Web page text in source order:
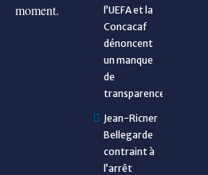
moment.
l’UEFA et la
Concacaf
dénoncent
un manque
de
transparence
Jean-Ricner
Bellegarde
contraint à
l’arrêt